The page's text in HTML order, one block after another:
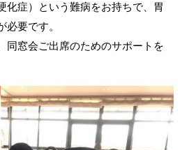
8:30~18:30
化症）という難病をお持ちで、胃
必要です。
同窓会ご出席のためのサポートを